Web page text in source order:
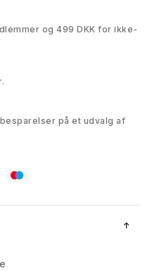
og 499 DKK for ikke-
på et udvalg af